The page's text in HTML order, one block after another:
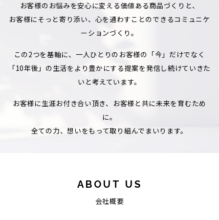
お客様のお悩みを安心に変える価値ある商品づくりと、
お客様にそっと寄り添い、心を通わすことのできるコミュニケ
ーションづくり。
この2つを基軸に、一人ひとりのお客様の「今」だけでなく
「10年後」の生活をより豊かにする提案を発信し続けていきた
いと考えています。
お客様に生涯お付き合い頂き、お客様と共に未来を育むため
に。
全ての力、想いをもって取り組んでまいります。
ABOUT US
会社概要